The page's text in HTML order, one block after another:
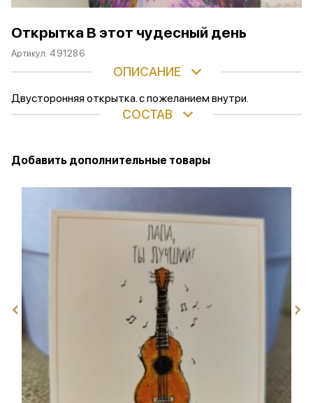
Открытка В этот чудесный день
Артикул: 491286
ОПИСАНИЕ
Двусторонняя открытка. с пожеланием внутри.
СОСТАВ
Добавить дополнительные товары